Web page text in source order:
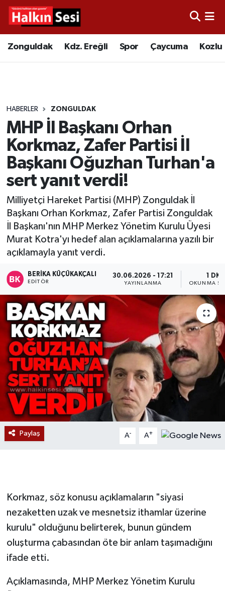
Zonguldak Kdz. Ereğli Spor Çaycuma Kozlu
HABERLER ZONGULDAK
MHP İl Başkanı Orhan
Korkmaz, Zafer Partisi İl
Başkanı Oğuzhan Turhan'a
sert yanıt verdi!
Milliyetçi Hareket Partisi (MHP) Zonguldak İl
Başkanı Orhan Korkmaz, Zafer Partisi Zonguldak
İl Başkanı'nın MHP Merkez Yönetim Kurulu Üyesi
Murat Kotra'yı hedef alan açıklamalarına yazılı bir
açıklamayla yanıt verdi.
BERIKA KÜÇÜKAKÇALI
EDITÖR
30.06.2026 - 17:21
YAYINLANMA
1 DK
OKUNMA
Paylaş A- A+
Korkmaz, söz konusu açıklamaların "siyasi
nezaketten uzak ve mesnetsiz ithamlar üzerine
kurulu" olduğunu belirterek, bunun gündem
oluşturma çabasından öte bir anlam taşımadığını
ifade etti.
Açıklamasında, MHP Merkez Yönetim Kurulu
Video
Çaycuma
Alaplı
Asayiş
Bartın
Karabük
Devrek
Bolu
ÇEVRE
BİLİM VE TEKNOLOJİ
DUNYA
Düzce
Eğitim
Ekonomi
GÜNDEM
İş ilanı
Kültür - Sanat
Merkez Hava Durumu
Tüm Manşetler
Son Dakika Haberleri
Haber Arşivi